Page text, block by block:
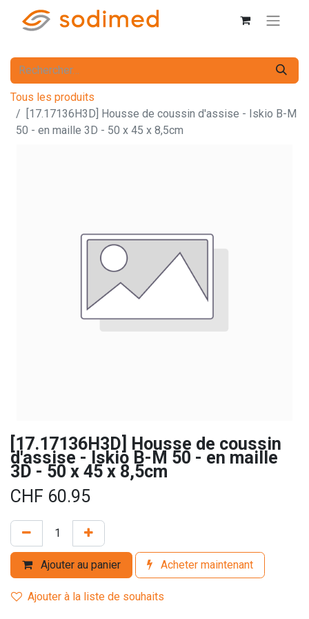
Tous les produits
[17.17136H3D] Housse de coussin d'assise - Iskio B-M
50 - en maille 3D - 50 x 45 x 8,5cm
[17.17136H3D] Housse de coussin
d'assise - Iskio B-M 50 - en maille
3D - 50 x 45 x 8,5cm
CHF 60.95
Ajouter au panier Acheter maintenant
Ajouter à la liste de souhaits